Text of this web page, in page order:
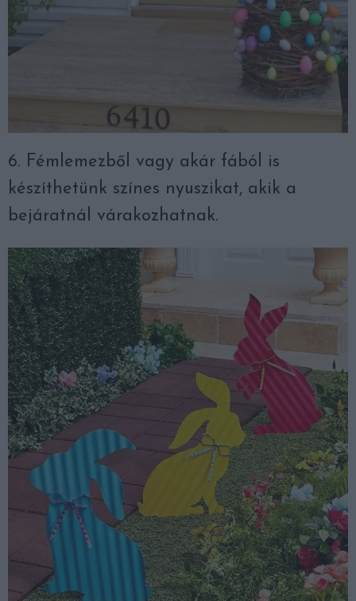
6. Fémlemezből vagy akár fából is
készíthetünk színes nyuszikat, akik a
bejáratnál várakozhatnak.